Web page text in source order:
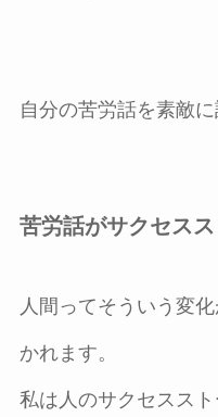
自分の苦労話を素敵
苦労話がサクセス
人間ってそういう変
かれます。
私は人のサクセススト